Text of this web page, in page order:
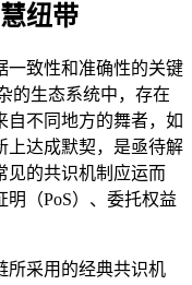
纽带
一致性和准确性的关键
的生态系统中，存在
自不同地方的舞者，如
上达成默契，是亟待解
见的共识机制应运而
（PoS）、委托权益
所采用的经典共识机